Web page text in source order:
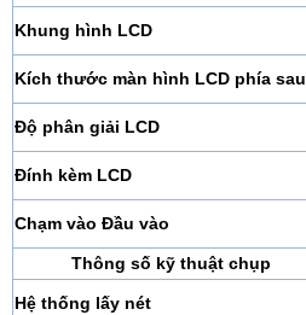
Khung hình LCD
Kích thước màn hình LCD phía sau
Độ phân giải LCD
Đính kèm LCD
Chạm vào Đầu vào
Thông số kỹ thuật chụp
Hệ thống lấy nét